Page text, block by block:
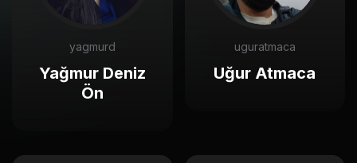
yagmurd
Yağmur Deniz
Ön
uguratmaca
Uğur Atmaca